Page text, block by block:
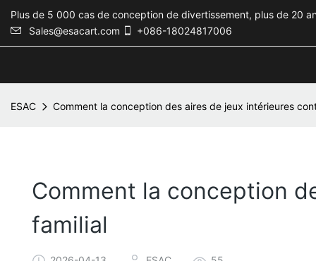
Plus de 5 000 cas de conception de divertissement, plus de 20
Sales@esacart.com
+086-18024817006
ESAC Comment la conception des aires de jeux intérieures
Comment la conception
familial